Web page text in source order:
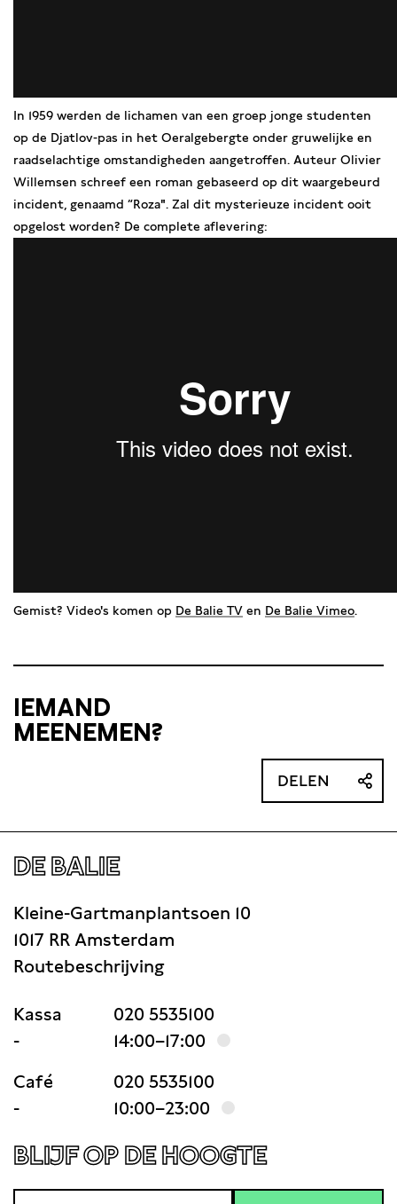
In 1959 werden de lichamen van een groep jonge studenten
op de Djatlov-pas in het Oeralgebergte onder gruwelijke en
raadselachtige omstandigheden aangetroffen. Auteur Olivier
Willemsen schreef een roman gebaseerd op dit waargebeurd
incident, genaamd “Roza". Zal dit mysterieuze incident ooit
opgelost worden? De complete aflevering:
Gemist? Video's komen op De Balie TV en De Balie Vimeo.
IEMAND
MEENEMEN?
DELEN
DE BALIE
Kleine-Gartmanplantsoen 10
1017 RR Amsterdam
Routebeschrijving
Kassa
020 5535100
-
14:00–17:00
Café
020 5535100
-
10:00–23:00
BLIJF OP DE HOOGTE